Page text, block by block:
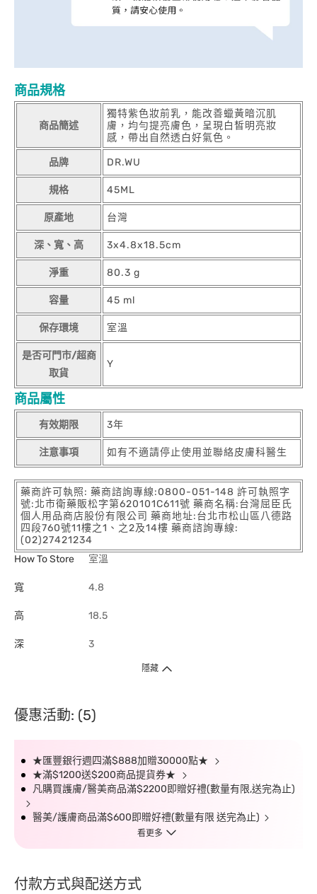
商品規格
商品簡述
獨特紫色妝前乳，能改善蠟黃暗沉肌
膚，均勻提亮膚色，呈現白皙明亮妝
感，帶出自然透白好氣色。
品牌 DR.WU
規格 45ML
原產地 台灣
深、寬、高 3x4.8x18.5cm
淨重 80.3 g
容量 45 ml
保存環境 室溫
是否可門市/超商
取貨
Y
商品屬性
有效期限 3年
注意事項 如有不適請停止使用並聯絡皮膚科醫生
藥商許可執照: 藥商諮詢專線:0800-051-148 許可執照字
號:北市衛藥販松字第620101C611號 藥商名稱:台灣屈臣氏
個人用品商店股份有限公司 藥商地址:台北市松山區八德路
四段760號11樓之1、之2及14樓 藥商諮詢專線:
(02)27421234
How To Store
室溫
寬 4.8
高 18.5
深 3
隱藏
優惠活動: (5)
★匯豐銀行週四滿$888加贈30000點★
★滿$1200送$200商品提貨券★
凡購買護膚/醫美商品滿$2200即贈好禮(數量有限,送完為止)
醫美/護膚商品滿$600即贈好禮(數量有限 送完為止)
看更多
付款方式與配送方式